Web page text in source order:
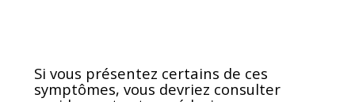
Si vous présentez certains de ces
symptômes, vous devriez consulter